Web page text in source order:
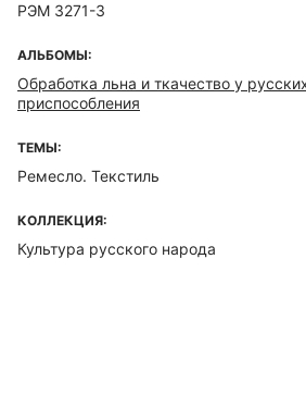
РЭМ 3271-3
АЛЬБОМЫ:
Обработка льна и ткачество у
приспособления
ТЕМЫ:
Ремесло. Текстиль
КОЛЛЕКЦИЯ:
Культура русского народа